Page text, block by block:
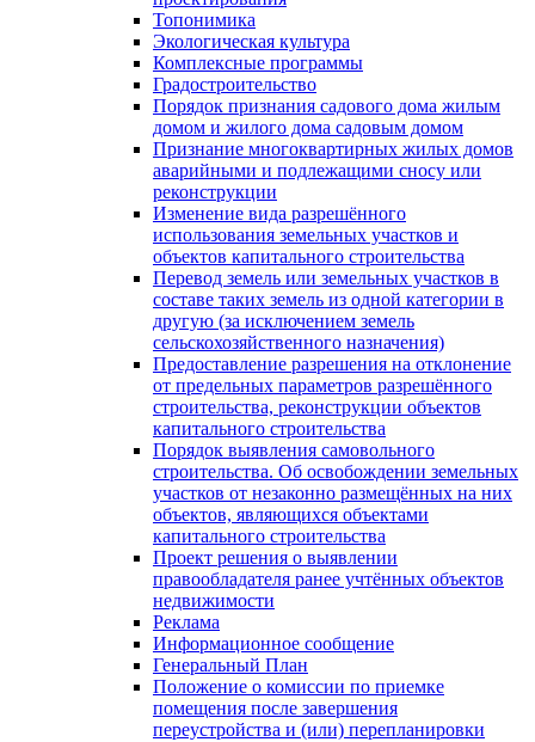
Топонимика
Экологическая культура
Комплексные программы
Градостроительство
Порядок признания садового дома жилым
домом и жилого дома садовым домом
Признание многоквартирных жилых домов
аварийными и подлежащими сносу или
реконструкции
Изменение вида разрешённого
использования земельных участков и
объектов капитального строительства
Перевод земель или земельных участков в
составе таких земель из одной категории в
другую (за исключением земель
сельскохозяйственного назначения)
Предоставление разрешения на отклонение
от предельных параметров разрешённого
строительства, реконструкции объектов
капитального строительства
Порядок выявления самовольного
строительства. Об освобождении земельных
участков от незаконно размещённых на них
объектов, являющихся объектами
капитального строительства
Проект решения о выявлении
правообладателя ранее учтённых объектов
недвижимости
Реклама
Информационное сообщение
Генеральный План
Положение о комиссии по приемке
помещения после завершения
переустройства и (или) перепланировки